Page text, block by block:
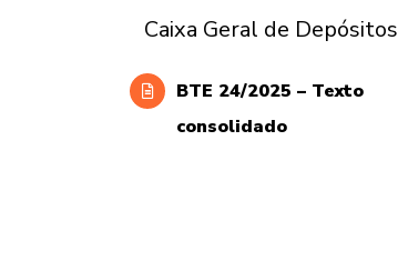
Caixa Geral de Depósitos
BTE 24/2025 – Texto
consolidado